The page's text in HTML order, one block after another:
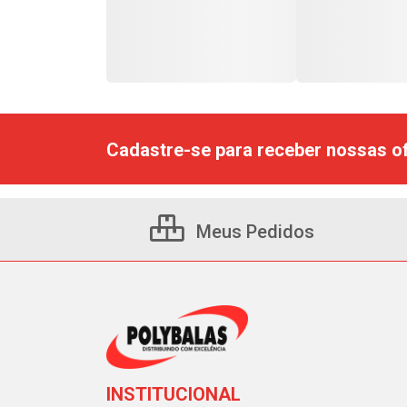
Cadastre-se para receber nossas
Meus Pedidos
INSTITUCIONAL